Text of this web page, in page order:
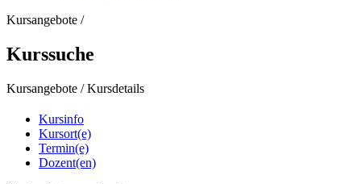
Kursangebote /
Kurssuche
Kursangebote /Kursdetails
Kursinfo
Kursort(e)
Termin(e)
Dozent(en)